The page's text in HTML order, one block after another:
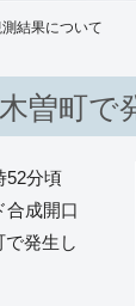
結果について
曽町
52分頃
合成開口
発生し